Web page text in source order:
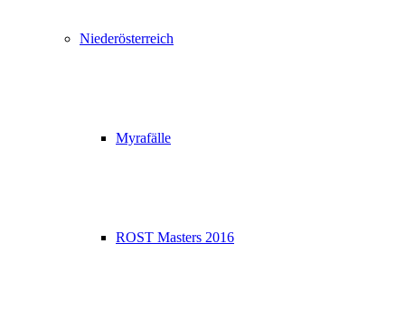
Niederösterreich
Myrafälle
ROST Masters 2016